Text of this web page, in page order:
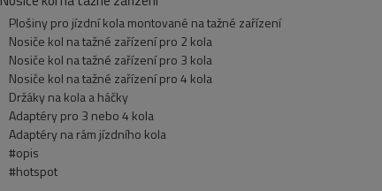
Plošiny pro jízdní kola montované na tažné zařízení
Nosiče kol na tažné zařízení pro 2 kola
Nosiče kol na tažné zařízení pro 3 kola
Nosiče kol na tažné zařízení pro 4 kola
Držáky na kola a háčky
Adaptéry pro 3 nebo 4 kola
Adaptéry na rám jízdního kola
#opis
#hotspot